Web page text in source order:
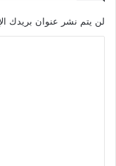
لن يتم نشر عنوان بريدك